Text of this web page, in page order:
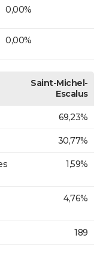
0,00%
0,00%
Saint-Michel-
Escalus
69,23%
30,77%
1,59%
4,76%
189